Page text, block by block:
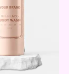
妆品和护肤